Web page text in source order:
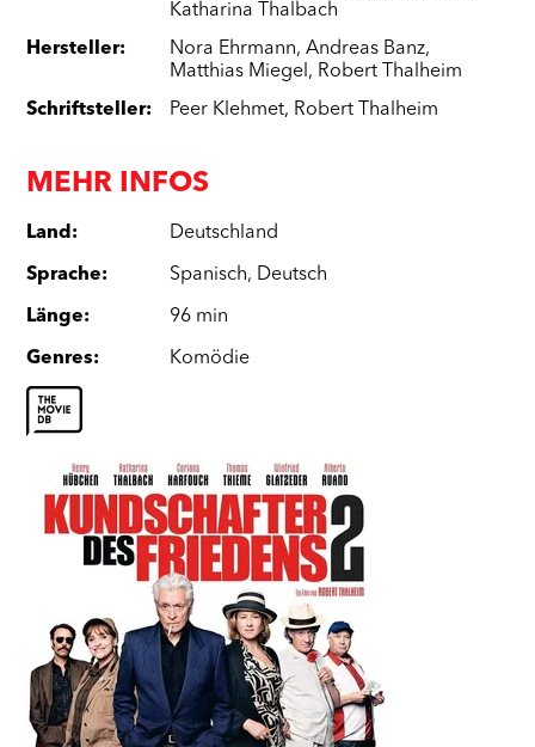
Katharina Thalbach
Hersteller: Nora Ehrmann,Andreas Banz,
Matthias Miegel, Robert Thalheim
Schriftsteller: Peer Klehmet, Robert Thalheim
MEHR INFOS
Land: Deutschland
Sprache: Spanisch, Deutsch
Länge: 96 min
Genres: Komödie